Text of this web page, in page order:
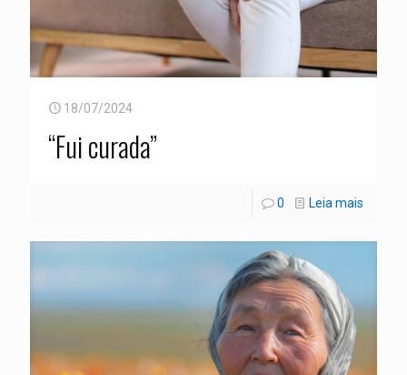
18/07/2024
“Fui curada”
0 Leia mais